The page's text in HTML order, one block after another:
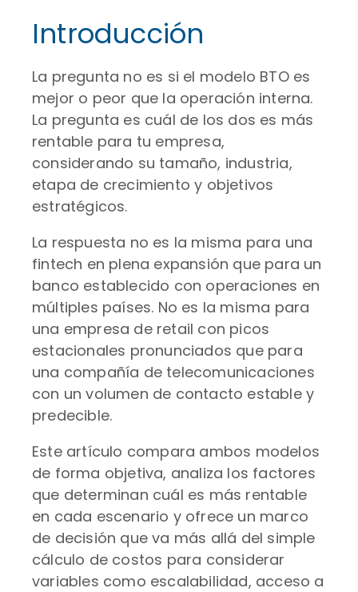
Introducción
La pregunta no es si el modelo BTO es
mejor o peor que la operación interna.
La pregunta es cuál de los dos es más
rentable para tu empresa,
considerando su tamaño, industria,
etapa de crecimiento y objetivos
estratégicos.
La respuesta no es la misma para una
fintech en plena expansión que para un
banco establecido con operaciones en
múltiples países. No es la misma para
una empresa de retail con picos
estacionales pronunciados que para
una compañía de telecomunicaciones
con un volumen de contacto estable y
predecible.
Este artículo compara ambos modelos
de forma objetiva, analiza los factores
que determinan cuál es más rentable
en cada escenario y ofrece un marco
de decisión que va más allá del simple
cálculo de costos para considerar
variables como escalabilidad, acceso a